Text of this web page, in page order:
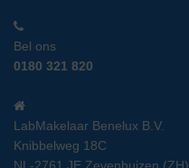
Bel ons
0180 321 820
LabMakelaar Benelux B.V.
Knibbelweg 18C